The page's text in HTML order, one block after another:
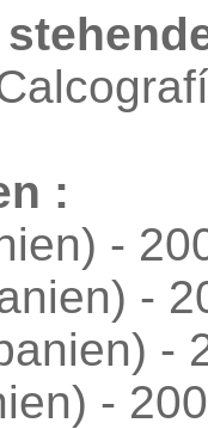
:
-
-
-
-